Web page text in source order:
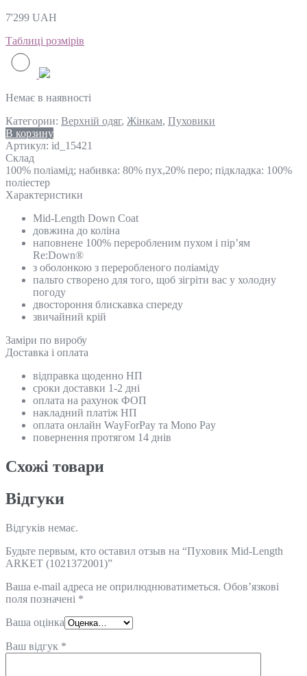
7'299 UAH
Таблиці розмірів
Немає в наявності
Категории: Верхній одяг, Жінкам, Пуховики
В корзину
Артикул: id_15421
Склад
100% поліамід; набивка: 80% пух,20% перо; підкладка: 100%
поліестер
Характеристики
Mid-Length Down Coat
довжина до коліна
наповнене 100% переробленим пухом і пір’ям
Re:Down®
з оболонкою з переробленого поліаміду
пальто створено для того, щоб зігріти вас у холодну
погоду
двостороння блискавка спереду
звичайний крій
Замiри по виробу
Доставка і оплата
відправка щоденно НП
сроки доставки 1-2 дні
оплата на рахунок ФОП
накладний платіж НП
оплата онлайн WayForPay та Mono Pay
повернення протягом 14 днів
Схожi товари
Відгуки
Відгуків немає.
Будьте первым, кто оставил отзыв на “Пуховик Mid-Length
ARKET (1021372001)”
Ваша e-mail адреса не оприлюднюватиметься. Обов’язкові
поля позначені *
Ваша оцінка
Ваш відгук *